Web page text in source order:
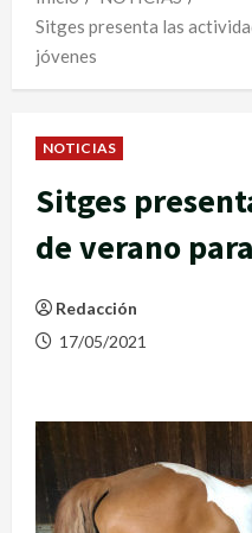
Sitges presenta las
jóvenes
NOTICIAS
Sitges
de verano
Redacción
17/05/2021